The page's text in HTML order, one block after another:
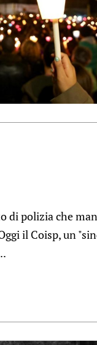
di polizia che
il Coisp, un